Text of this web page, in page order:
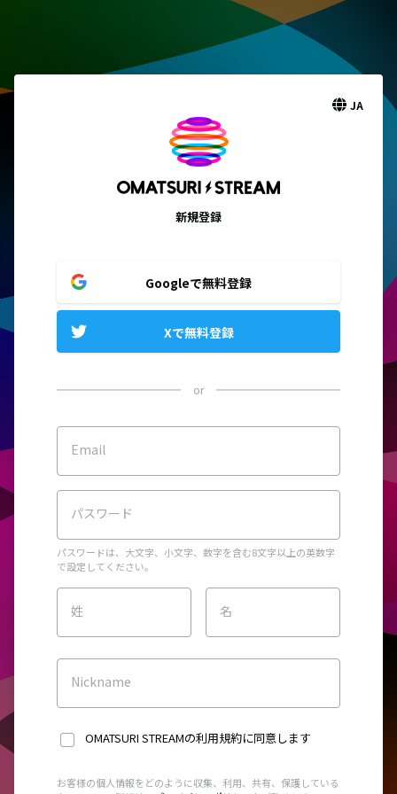
JA
新規登録
Googleで無料登録
Xで無料登録
or
Email
パスワード
パスワードは、大文字、小文字、数字を含む8文字以上の英数字
で設定してください。
姓 名
Nickname
OMATSURI STREAMの利用規約に同意します
お客様の個人情報をどのように収集、利用、共有、保護している